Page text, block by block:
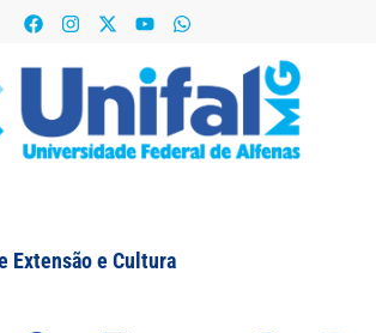
Extensão e Cultura